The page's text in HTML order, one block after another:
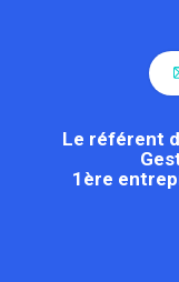
Le référent
1ère